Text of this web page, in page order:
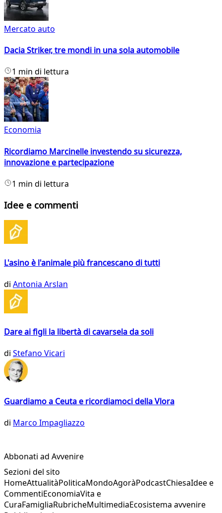
Mercato auto
Dacia Striker, tre mondi in una sola automobile
1 min di lettura
Economia
Ricordiamo Marcinelle investendo su sicurezza,
innovazione e partecipazione
1 min di lettura
Idee e commenti
L'asino è l'animale più francescano di tutti
di Antonia Arslan
Dare ai figli la libertà di cavarsela da soli
di Stefano Vicari
Guardiamo a Ceuta e ricordiamoci della Vlora
di Marco Impagliazzo
Abbonati ad Avvenire
Sezioni del sito
HomeAttualitàPoliticaMondoAgoràPodcastChiesaIdee e
CommentiEconomiaVita e
CuraFamigliaRubricheMultimediaEcosistema avvenire